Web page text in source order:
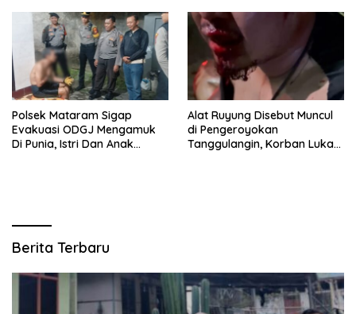
Polsek Mataram Sigap
Evakuasi ODGJ Mengamuk
Di Punia, Istri Dan Anak
Alat Ruyung Disebut Muncul
di Pengeroyokan
Tanggulangin, Korban Luka
Berita Terbaru